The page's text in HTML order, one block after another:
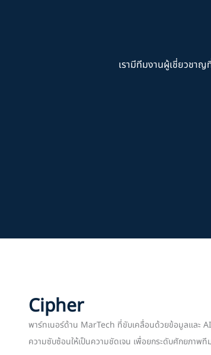
เรามีทีมงานผู้เชี่ยวชา
Cipher
พาร์ทเนอร์ด้าน MarTech ที่ขับเคลื่อนด้วยข้อมูลและ AI
ความซับซ้อนให้เป็นความชัดเจน เพื่อยกระดับศักยภาพที